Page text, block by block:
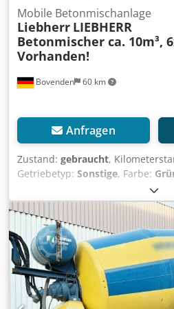
Bovenden 60 km
Mobile Betonmischanlage
Liebherr LIEBHERR
Betonmischer ca. 10m³,
Vorhanden!
Anfragen
Zustand: gebraucht,
Getriebetyp: Sonstige, Farbe:
425/65R22,5,
Federung:Luft, Fahrerkabine:
mm, Ausstattung:
,
Achsen, MB Achsen (Scheiben
(Antiblockiersystem), U-Schutz,
Radstand: 1300 mm Aufbau:
10m³/ARCHIVBILDER! Kann
Motor (Deutz oder anderes
Passende Hydraulik für